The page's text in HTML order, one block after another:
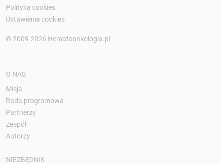
Polityka cookies
Ustawienia cookies
© 2009-2026 Hematoonkologia.pl
O NAS
Misja
Rada programowa
Partnerzy
Zespół
Autorzy
NIEZBĘDNIK